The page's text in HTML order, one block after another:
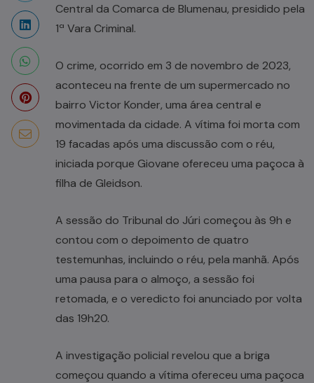
Central da Comarca de Blumenau, presidido pela
1ª Vara Criminal.
O crime, ocorrido em 3 de novembro de 2023,
aconteceu na frente de um supermercado no
bairro Victor Konder, uma área central e
movimentada da cidade. A vítima foi morta com
19 facadas após uma discussão com o réu,
iniciada porque Giovane ofereceu uma paçoca à
filha de Gleidson.
A sessão do Tribunal do Júri começou às 9h e
contou com o depoimento de quatro
testemunhas, incluindo o réu, pela manhã. Após
uma pausa para o almoço, a sessão foi
retomada, e o veredicto foi anunciado por volta
das 19h20.
A investigação policial revelou que a briga
começou quando a vítima ofereceu uma paçoca